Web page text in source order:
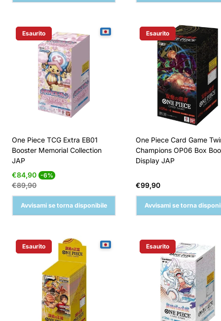
Etichetta Del Prodotto:
Esaurito
One Piece TCG Extra EB01
Booster Memorial Collection
JAP
Prezzo
di
vendita
€84,90 -6% Prezzo
€89,90
Avvisami se torna disponibile
Etichetta Del Prodotto:
Esaurito
One Piece Card Game
Champions OP06 Box
Display JAP
Prezzo
normale
€99,90
Avvisami se torna
Etichetta Del Prodotto:
Esaurito Etichetta Del Prodotto:
Esaurito